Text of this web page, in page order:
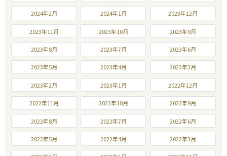
2024年2月 2024年1月 2023年12月
2023年11月 2023年10月 2023年9月
2023年8月 2023年7月 2023年6月
2023年5月 2023年4月 2023年3月
2023年2月 2023年1月 2022年12月
2022年11月 2022年10月 2022年9月
2022年8月 2022年7月 2022年6月
2022年5月 2022年4月 2022年3月